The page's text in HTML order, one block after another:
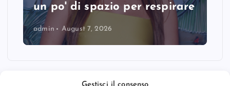
un po' di spazio per respirare
admin August 7, 2026